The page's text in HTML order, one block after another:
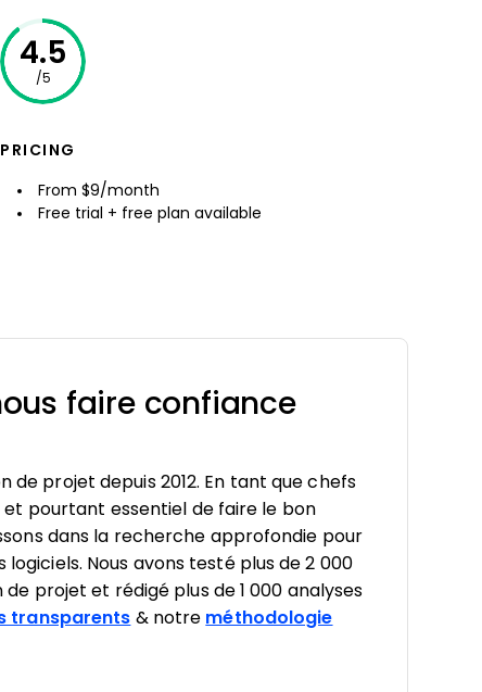
4.5
/5
PRICING
From $9/month
Free trial + free plan available
faire confiance
de projet depuis 2012. En tant que chefs
et pourtant essentiel de faire le bon
dans la recherche approfondie pour
Nous avons testé plus de 2 000
projet et rédigé plus de 1 000 analyses
transparents & notre méthodologie